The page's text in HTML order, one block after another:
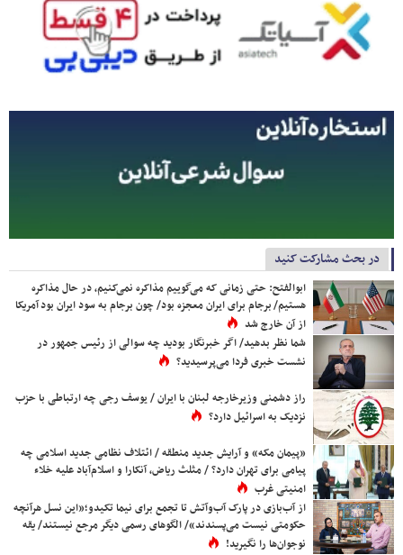
در بحث مشارکت کنید
ابوالفتح: حتی زمانی که می‌گوییم مذاکره نمی‌کنیم، در حال مذاکره
هستیم/ برجام برای ایران معجزه بود/ چون برجام به سود ایران بود آمریکا
از آن خارج شد
شما نظر بدهید/ اگر خبرنگار بودید چه سوالی از رئیس جمهور در
نشست خبری فردا می‌پرسیدید؟
راز دشمنی وزیرخارجه لبنان با ایران / یوسف رجی چه ارتباطی با حزب
نزدیک به اسرائیل دارد؟
«پیمان مکه» و آرایش جدید منطقه / ائتلاف نظامی جدید اسلامی چه
پیامی برای تهران دارد؟ / مثلث ریاض، آنکارا و اسلام‌آباد علیه خلاء
امنیتی غرب
از آب‌بازی در پارک آب‌وآتش تا تجمع برای نیما تکیدو؛«این نسل هرآنچه
حکومتی نیست می‌پسندند»/ الگوهای رسمی دیگر مرجع نیستند/ یقه
نوجوان‌ها را نگیرید!